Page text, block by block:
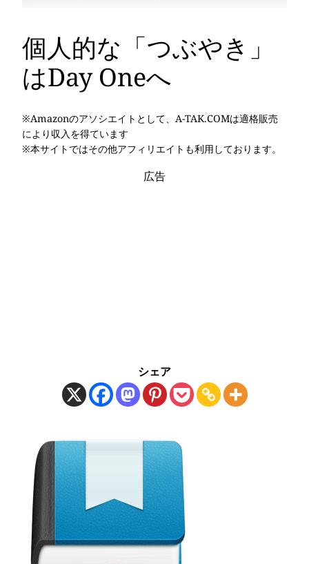
個人的な「つぶやき」
はDay Oneへ
※Amazonのアソシエイトとして、A-TAK.COMは適格販売
により収入を得ています
※本サイトではその他アフィリエイトも利用しております。
広告
シェア